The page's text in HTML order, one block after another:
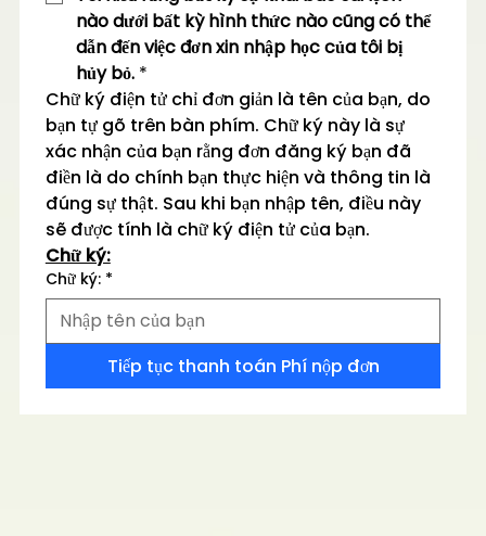
nào dưới bất kỳ hình thức nào cũng có thể
dẫn đến việc đơn xin nhập học của tôi bị
hủy bỏ. *
Chữ ký điện tử chỉ đơn giản là tên của bạn, do
bạn tự gõ trên bàn phím. Chữ ký này là sự
xác nhận của bạn rằng đơn đăng ký bạn đã
điền là do chính bạn thực hiện và thông tin là
đúng sự thật. Sau khi bạn nhập tên, điều này
sẽ được tính là chữ ký điện tử của bạn.
Chữ ký:
Chữ ký: *
Tiếp tục thanh toán Phí nộp đơn